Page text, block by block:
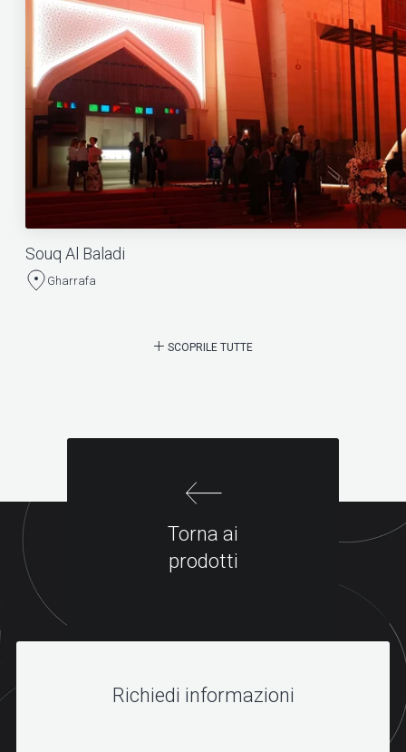
Souq Al Baladi
Gharrafa
SCOPRILE TUTTE
Torna ai
prodotti
Richiedi informazioni